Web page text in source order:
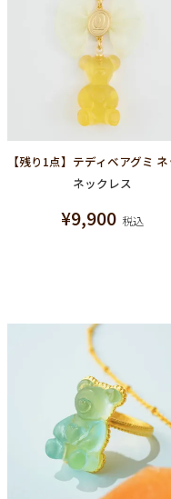
ネックレス
¥9,900 税込